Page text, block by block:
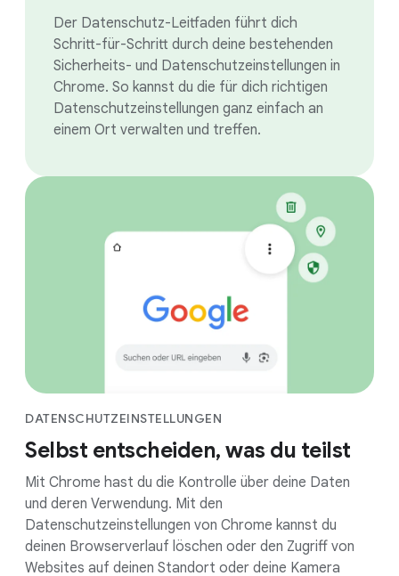
Der Datenschutz-Leitfaden führt dich
Schritt-für-Schritt durch deine bestehenden
Sicherheits- und Datenschutzeinstellungen in
Chrome. So kannst du die für dich richtigen
Datenschutzeinstellungen ganz einfach an
einem Ort verwalten und treffen.
DATENSCHUTZEINSTELLUNGEN
Selbst entscheiden, was du teilst
Mit Chrome hast du die Kontrolle über deine Daten
und deren Verwendung. Mit den
Datenschutzeinstellungen von Chrome kannst du
deinen Browserverlauf löschen oder den Zugriff von
Websites auf deinen Standort oder deine Kamera